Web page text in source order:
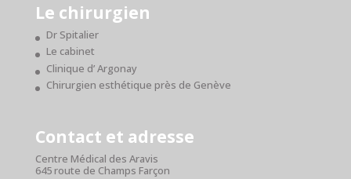
Le chirurgien
Dr Spitalier
Le cabinet
Clinique d’ Argonay
Chirurgien esthétique près de Genève
Contact et adresse
Centre Médical des Aravis
645 route de Champs Farçon